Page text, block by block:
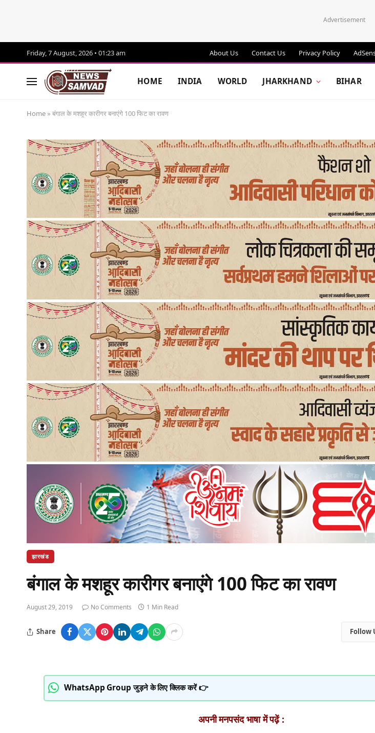
Advertisement
Friday, 7 August, 2026 • 01:23 am About Us Contact Us Privacy Policy
HOME INDIA WORLD JHARKHAND BIHAR
Home » बंगाल के मशहूर कारीगर बनाएंगे 100 फिट का रावण
झारखंड
बंगाल के मशहूर कारीगर बनाएंगे 100 फिट का रावण
August 29, 2019 No Comments 1 Min Read
Share Follow
WhatsApp Group जुड़ने के लिए क्लिक करें 👉
अपनी मनपसंद भाषा में पढ़ें :